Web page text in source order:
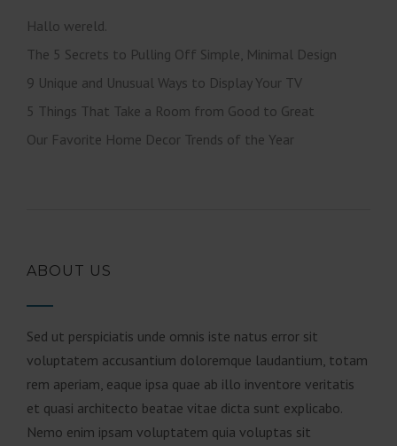
Hallo wereld.
The 5 Secrets to Pulling Off Simple, Minimal Design
9 Unique and Unusual Ways to Display Your TV
5 Things That Take a Room from Good to Great
Our Favorite Home Decor Trends of the Year
ABOUT US
Sed ut perspiciatis unde omnis iste natus error sit
voluptatem accusantium doloremque laudantium, totam
rem aperiam, eaque ipsa quae ab illo inventore veritatis
et quasi architecto beatae vitae dicta sunt explicabo.
Nemo enim ipsam voluptatem quia voluptas sit